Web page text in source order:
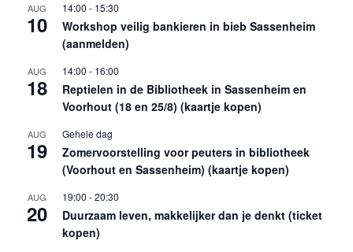
AUG
10
14:00 - 15:30
Workshop veilig bankieren in bieb Sassenheim
(aanmelden)
AUG
18
14:00 - 16:00
Reptielen in de Bibliotheek in Sassenheim en
Voorhout (18 en 25/8) (kaartje kopen)
AUG
19
Gehele dag
Zomervoorstelling voor peuters in bibliotheek
(Voorhout en Sassenheim) (kaartje kopen)
AUG
20
19:00 -20:30
Duurzaam leven, makkelijker dan je denkt (ticket
kopen)